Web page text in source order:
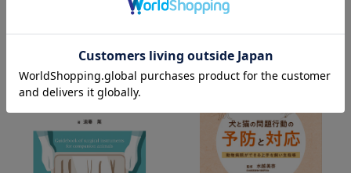
犬と猫の麻酔モニタリング 伴侶動物の麻酔テクニック